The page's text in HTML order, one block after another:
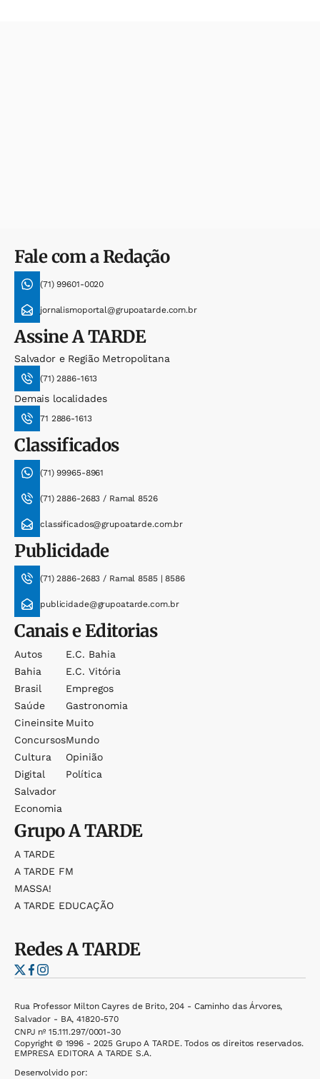
Fale com a Redação
(71) 99601-0020
jornalismoportal@grupoatarde.com.br
AssineA TARDE
Salvador e Região Metropolitana
(71) 2886-1613
Demais localidades
71 2886-1613
Classificados
(71) 99965-8961
(71) 2886-2683 / Ramal 8526
classificados@grupoatarde.com.br
Publicidade
(71) 2886-2683 / Ramal 8585 | 8586
publicidade@grupoatarde.com.br
Canais e Editorias
Autos
Bahia
Brasil
Saúde
Cineinsite
Concursos
Cultura
Digital
Salvador
Economia
E.c. Bahia
E.c. Vitória
Empregos
Gastronomia
Muito
Mundo
Opinião
Política
GrupoA TARDE
A TARDE
A TARDE FM
MASSA!
A TARDE EDUCAÇÃO
RedesA TARDE
Rua Professor Milton Cayres de Brito, 204 - Caminho das Árvores,
Salvador - BA, 41820-570
CNPJ nº 15.111.297/0001-30
Copyright © 1996 - 2025 Grupo A TARDE. Todos os direitos reservados.
EMPRESA EDITORA A TARDE S.A.
Desenvolvido por: